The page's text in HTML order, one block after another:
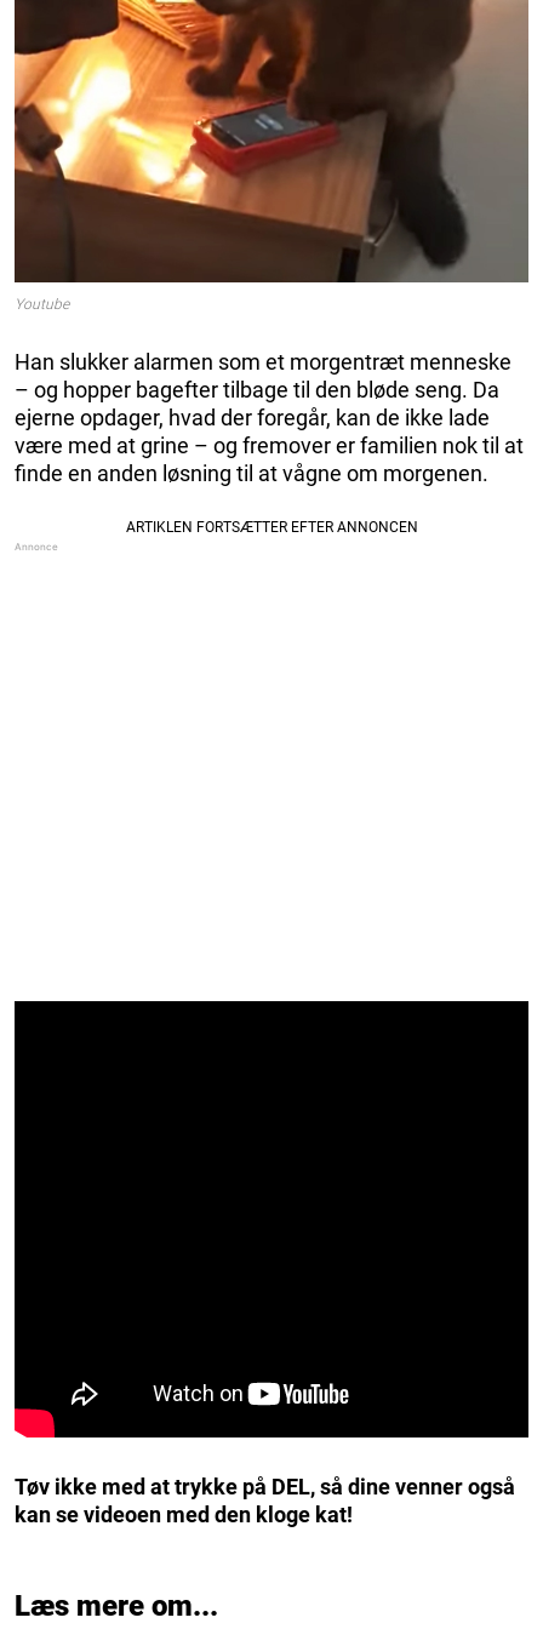
Youtube
Han slukker alarmen som et morgentræt menneske
– og hopper bagefter tilbage til den bløde seng. Da
ejerne opdager, hvad der foregår, kan de ikke lade
være med at grine – og fremover er familien nok til at
finde en anden løsning til at vågne om morgenen.
Tøv ikke med at trykke på DEL, så dine venner også
kan se videoen med den kloge kat!
Læs mere om...